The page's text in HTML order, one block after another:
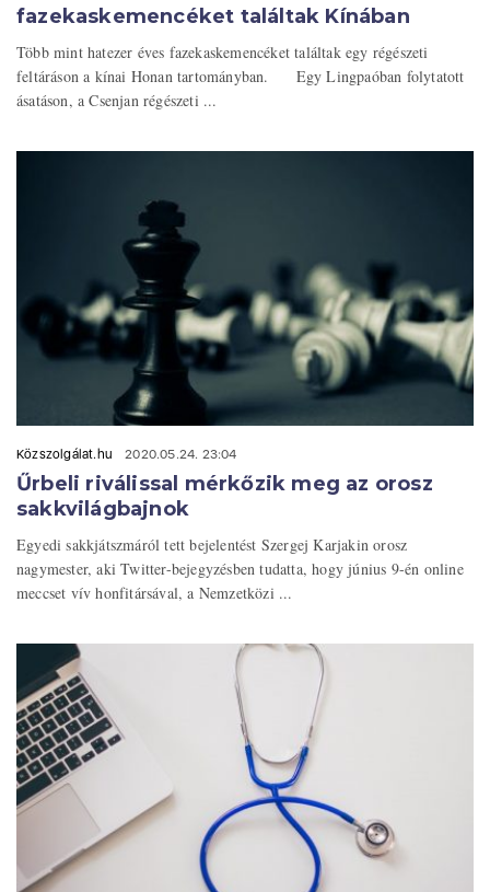
fazekaskemencéket találtak Kínában
Több mint hatezer éves fazekaskemencéket találtak egy régészeti
feltáráson a kínai Honan tartományban. Egy Lingpaóban folytatott
ásatáson, a Csenjan régészeti ...
Közszolgálat.hu 2020.05.24. 23:04
Űrbeli riválissal mérkőzik meg az orosz
sakkvilágbajnok
Egyedi sakkjátszmáról tett bejelentést Szergej Karjakin orosz
nagymester, aki Twitter-bejegyzésben tudatta, hogy június 9-én online
meccset vív honfitársával, a Nemzetközi ...